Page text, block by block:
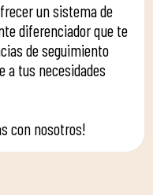
un sistema de
diferenciador que te
de seguimiento
a tus necesidades
con nosotros!